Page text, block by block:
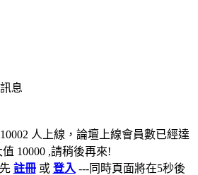
息
人上線，論壇上線會員數已經達
10000 ,請稍後再來!
註冊或 登入 ---同時頁面將在5秒後